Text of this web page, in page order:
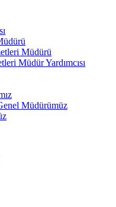
Müdürü
Müdür Yardımcısı
Müdürümüz